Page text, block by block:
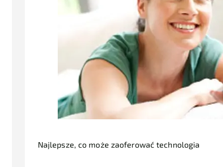
Najlepsze, co może zaoferować technologia